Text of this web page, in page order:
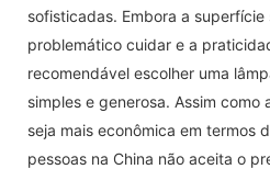
sofisticadas. Embora a superfície
problemático cuidar e a
recomendável escolher uma
simples e generosa. Assim como
seja mais econômica em termos
pessoas na China não aceita o